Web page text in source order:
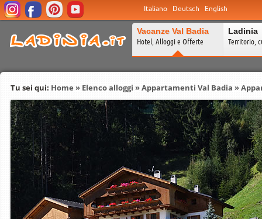
Italiano Deutsch English
Vacanze Val Badia
Hotel, Alloggi e Offerte
Ladinia
Territorio,
Tu sei qui: Home» Elenco alloggi »Appartamenti Val Badia »